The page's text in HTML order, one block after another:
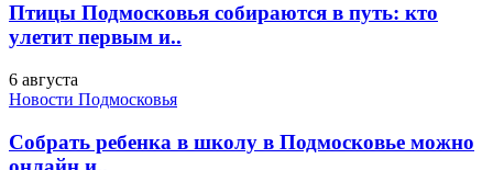
Птицы Подмосковья собираются в путь: кто
улетит первым и..
6 августа
Новости Подмосковья
Собрать ребенка в школу в Подмосковье можно